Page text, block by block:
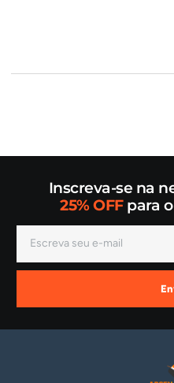
Inscreva-se na
25% OFFpara